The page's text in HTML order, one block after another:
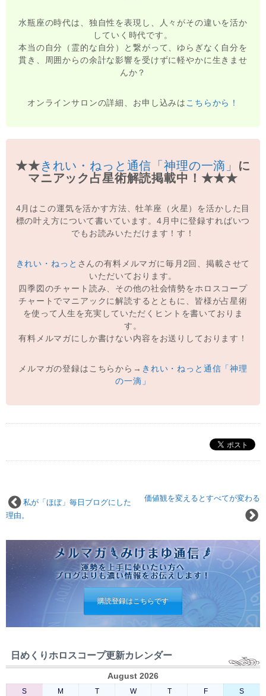
水瓶座の時代は、独自性を表現し、人々がその違いを活か
していく時代です。
本当の自分（霊的な自分）と繋がって、ゆらぎなく自分を
貫き、周囲からの余計な影響を受けずに軽やかに生きませ
んか？
オンラインサロンの詳細、お申し込みは こちらから！
★★きれい・ねっと通信「神理の一滴」 に
マニアック占星術解読掲載中！★★★
4月はこの運気を活かす方法、牡羊座（火星）を活かした目
標の叶え方について書いています。4月中に登録すればいつ
でもお読みいただけます！す！
きれい・ねっと さんの有料メルマガに毎月2回、掲載させて
いただいております。
四季図のチャート読み、その他の社会情勢をホロスコープ
チャートでマニアックに解読するとともに、皆様が占星術
を使って人生を充実していただくヒントを書いておりま
す。
有料メルマガにしか書けない内容をお送りしております！
メルマガの登録はこちらから→ きれい・ねっと通信「神理
の一滴」
価値観を変えるとすべてが変わる
私が「ほぼ」毎日ブログにした
理由。
購読登録はこちらです
日めくりホロスコープ更新カレンダー
August 2026
S M T W T F
S